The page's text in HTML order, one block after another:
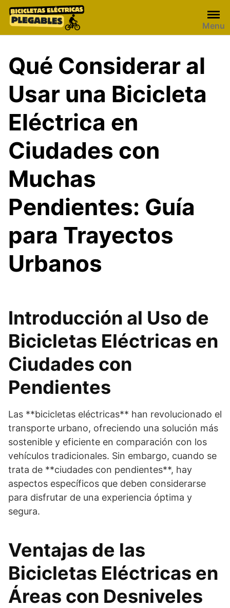
Skip
Menu
Qué Considerar al
Usar una Bicicleta
Eléctrica en
Ciudades con
Muchas
Pendientes: Guía
para Trayectos
Urbanos
Introducción al Uso de
Bicicletas Eléctricas en
Ciudades con
Pendientes
Las **bicicletas eléctricas** han revolucionado el
transporte urbano, ofreciendo una solución más
sostenible y eficiente en comparación con los
vehículos tradicionales. Sin embargo, cuando se
trata de **ciudades con pendientes**, hay
aspectos específicos que deben considerarse
para disfrutar de una experiencia óptima y
segura.
Ventajas de las
Bicicletas Eléctricas en
Áreas con Desniveles